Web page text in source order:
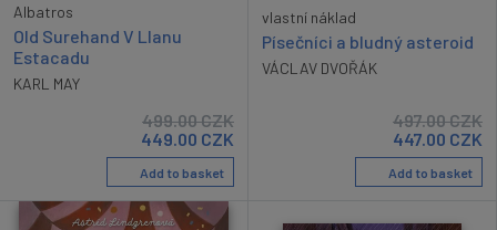
Albatros
Old Surehand V Llanu
Estacadu
KARL MAY
499.00CZK
449.00 CZK
Add to basket
vlastní náklad
Písečníci a bludný asteroid
VÁCLAV DVOŘÁK
497.00CZK
447.00 CZK
Add to basket